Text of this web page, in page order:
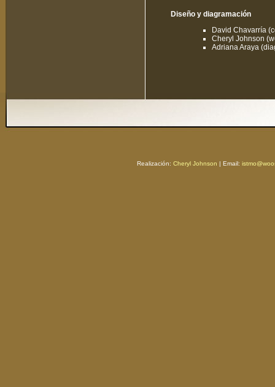
Diseño y diagramación
David Chavarría
Cheryl Johnson
Adriana Araya
Realización: Cheryl Johnson | Email: